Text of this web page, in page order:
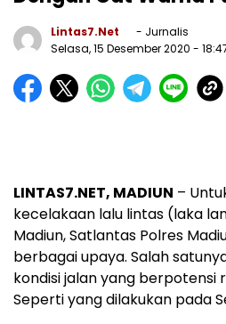
Lintas7.net
- Jurnalis
Selasa, 15 Desember 2020 -
LINTAS7.NET, MADIUN –
kecelakaan lalu lintas (laka
Madiun, Satlantas Polres
berbagai upaya. Salah
kondisi jalan yang berpotensi
Seperti yang dilakukan pada